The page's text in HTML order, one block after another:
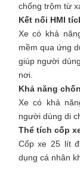
chống trộm từ
Kết nối HMI
Xe có khả
mềm qua ứng
giúp người
nơi.
Khả năng
Xe có khả
người dùng di
Thể tích cốp
Cốp xe 25 lít
dụng cá nhân